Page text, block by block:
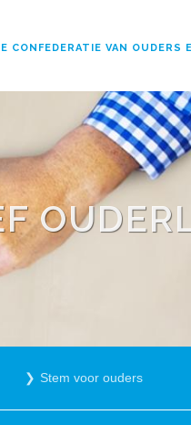
CONFEDERATIE VAN OUDERS
Stem voor ouders